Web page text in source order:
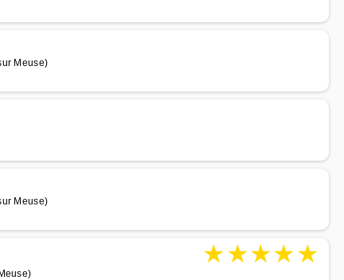
Meuse)
Meuse)
★★★★★